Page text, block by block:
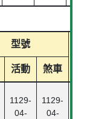
型號
活動 煞車
1129-
04-
1129-
04-